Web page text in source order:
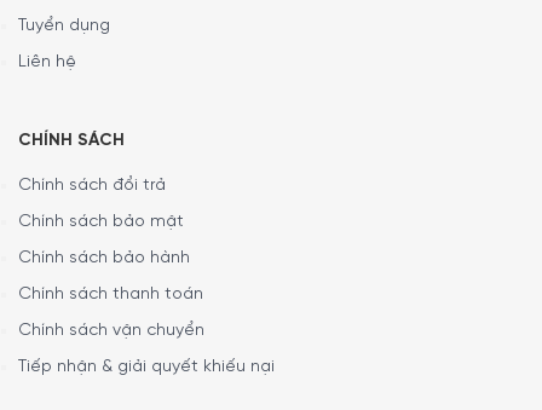
Bảo hành 1 đổi 1 trong vòng 7 ngày
Ngoài ra, Quý khách có thể tham khảo các Thực
Tuyển dụng
Liên hệ
CHÍNH SÁCH
Chính sách đổi trả
Chính sách bảo mật
Chính sách bảo hành
Chính sách thanh toán
Chính sách vận chuyển
Tiếp nhận & giải quyết khiếu nại